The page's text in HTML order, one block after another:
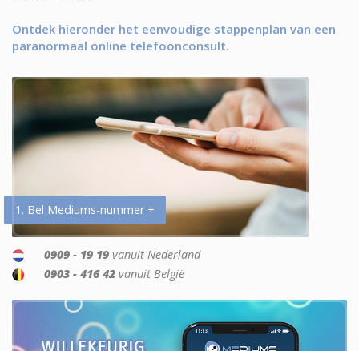
Ontdek hieronder het eenvoudige stappenplan van een
paranormaal online telefoonconsult.
1. Bel Mediums-nummer +
0909 - 19 19 vanuit Nederland
0903 - 416 42 vanuit België